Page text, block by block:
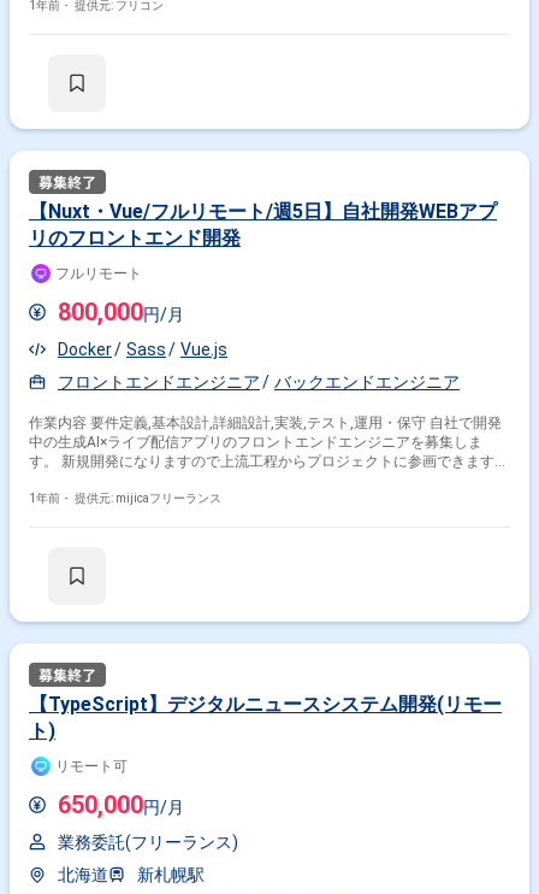
1年前・ 提供元: フリコン
【Nuxt・Vue/フルリモート/週5日】自社開発WEBアプ
リのフロントエンド開発
フルリモート
800,000円/月
Docker
Sass
Vue.js
フロントエンドエンジニア
バックエンドエンジニア
作業内容 要件定義,基本設計,詳細設計,実装,テスト,運用・保守 自社で開発
中の生成AI×ライブ配信アプリのフロントエンドエンジニアを募集しま
す。 新規開発になりますので上流工程からプロジェクトに参画できます。
1年前・ 提供元: mijicaフリーランス
【TypeScript】デジタルニュースシステム開発(リモー
ト)
リモート可
650,000円/月
業務委託(フリーランス)
北海道
新札幌駅